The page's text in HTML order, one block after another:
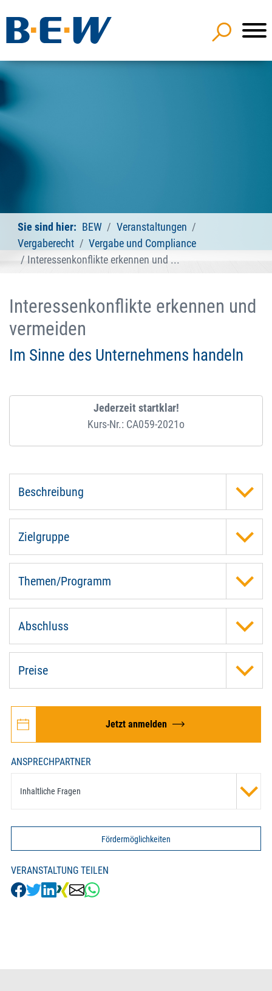
Sie sind hier: BEW
Veranstaltungen
Vergaberecht
Vergabe und Compliance
Interessenkonflikte erkennen und ...
Interessenkonflikte erkennen und
vermeiden
Im Sinne des Unternehmens handeln
Jederzeit startklar!
Kurs-Nr.: CA059-2021o
Beschreibung
Zielgruppe
Themen/Programm
Abschluss
Preise
Jetzt anmelden
ANSPRECHPARTNER
Inhaltliche Fragen
Fördermöglichkeiten
VERANSTALTUNG TEILEN